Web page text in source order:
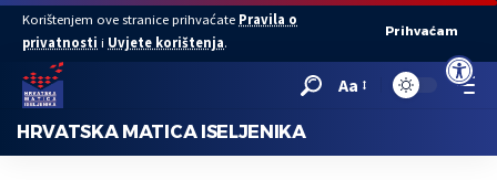
Open
Korištenjem ove stranice prihvaćate Pravila o
privatnosti i Uvjete korištenja.
Prihvaćam
Aa
HRVATSKA MATICA ISELJENIKA